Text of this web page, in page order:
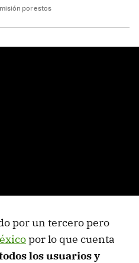
por estos
por un tercero pero
por lo que cuenta
los usuarios y